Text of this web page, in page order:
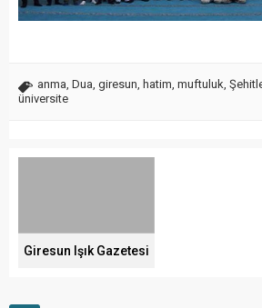
anma Dua giresun hatim muftuluk
üniversite
Giresun Işık Gazetesi